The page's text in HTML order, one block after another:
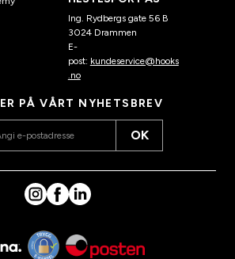
Ing. Rydbergs gate 56 B
3024 Drammen
E-
post: kundeservice@hooks
.no
PÅ VÅRT NYHETSBREV
OK